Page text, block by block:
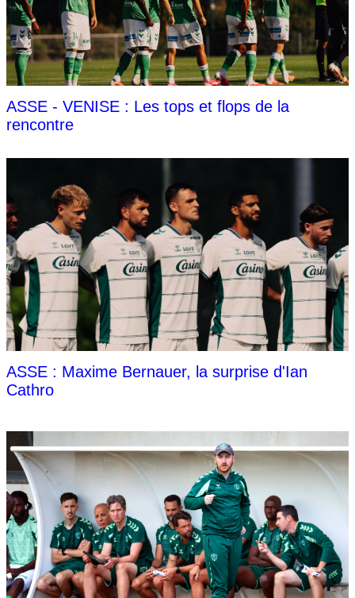
ASSE - VENISE : Les tops et flops de la
rencontre
ASSE : Maxime Bernauer, la surprise d'Ian
Cathro